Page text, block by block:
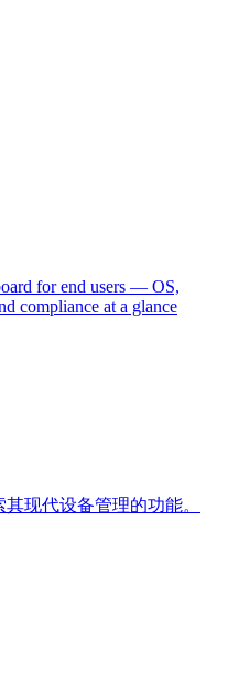
for end users — OS,
compliance at a glance
现代设备管理的功能。